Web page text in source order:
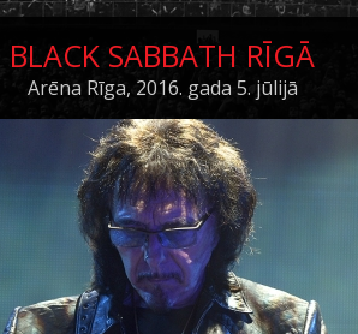
BLACK SABBATH RĪGĀ
Arēna Rīga, 2016. gada 5. jūlijā